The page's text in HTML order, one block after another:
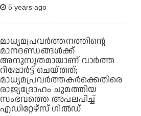
5 years ago
മാധ്യമപ്രവര്‍ത്തനത്തിന്റെ
മാനദണ്ഡങ്ങള്‍ക്ക്
അനുസൃതമായാണ് വാര്‍ത്ത
റിപ്പോര്‍ട്ട് ചെയ്തത്;
മാധ്യമപ്രവര്‍ത്തകര്‍ക്കെതിരെ
രാജ്യദ്രോഹം ചുമത്തിയ
സംഭവത്തെ അപലപിച്ച്
എഡിറ്റേഴ്‌സ് ഗില്‍ഡ്